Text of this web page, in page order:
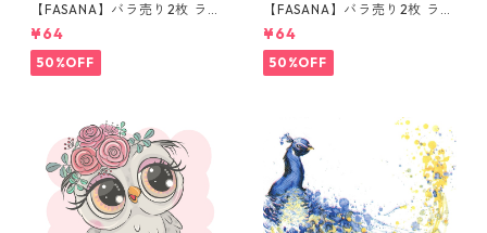
【FASANA】バラ売り2枚 ラン
チサイズ ペーパーナプキン Ca
rtoon Kitten ホワイト
¥64
50%OFF
【FASANA】バラ売り2枚 ラン
チサイズ ペーパーナプキン La
dy Cat ホワイト
¥64
50%OFF